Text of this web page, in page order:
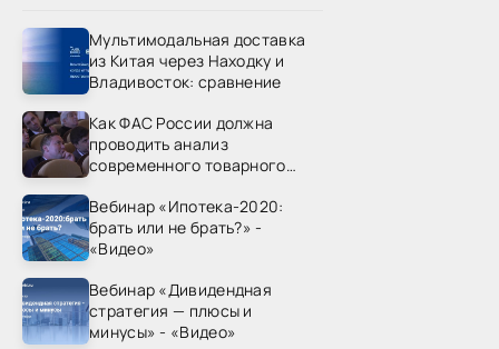
Мультимодальная доставка
из Китая через Находку и
Владивосток: сравнение
Как ФАС России должна
проводить анализ
современного товарного
России»
Вебинар «Ипотека-2020:
брать или не брать?» -
«Видео»
Вебинар «Дивидендная
стратегия — плюсы и
минусы» - «Видео»